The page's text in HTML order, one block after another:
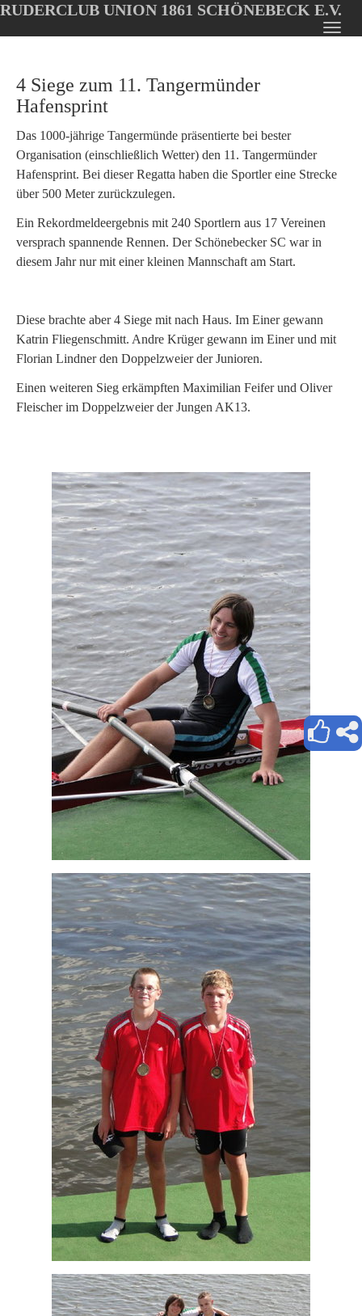
Oops, an error occurred! Code: 20260808101818f04509f7
main
content
RUDERCLUB UNION 1861 SCHÖNEBECK E.V.
4 Siege zum 11. Tangermünder
Hafensprint
Das 1000-jährige Tangermünde präsentierte bei bester
Organisation (einschließlich Wetter) den 11. Tangermünder
Hafensprint. Bei dieser Regatta haben die Sportler eine Strecke
über 500 Meter zurückzulegen.
Ein Rekordmeldeergebnis mit 240 Sportlern aus 17 Vereinen
versprach spannende Rennen. Der Schönebecker SC war in
diesem Jahr nur mit einer kleinen Mannschaft am Start.
Diese brachte aber 4 Siege mit nach Haus. Im Einer gewann
Katrin Fliegenschmitt. Andre Krüger gewann im Einer und mit
Florian Lindner den Doppelzweier der Junioren.
Einen weiteren Sieg erkämpften Maximilian Feifer und Oliver
Fleischer im Doppelzweier der Jungen AK13.